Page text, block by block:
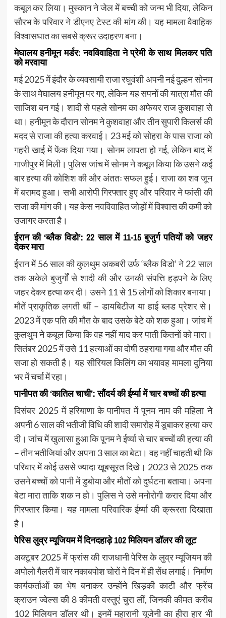
कबूल कर लिया। मुस्कान ने जेल में बच्ची को जन्म भी दिया, लेकिन
सौरभ के परिवार ने डीएनए टेस्ट की मांग की। यह मामला वैवाहिक
विश्वासघात का सबसे क्रूर उदाहरण बना।
मेघालय हनीमून मर्डर: नवविवाहिता ने प्रेमी के साथ मिलकर पति
को मरवाया
मई 2025 में इंदौर के व्यवसायी राजा रघुवंशी अपनी नई दुल्हन सोनम
के साथ मेघालय हनीमून पर गए, लेकिन यह सपनों की यात्रा मौत की
साजिश बन गई। शादी से पहले सोनम का अफेयर राज कुशवाहा से
था। हनीमून के दौरान सोनम ने कुशवाहा और तीन सुपारी किलर्स की
मदद से राजा की हत्या करवाई। 23 मई को सोहरा के पास राजा को
गहरी खाई में फेंक दिया गया। सोनम लापता हो गई, लेकिन बाद में
गाजीपुर में मिली। पुलिस जांच में सोनम ने कबूल किया कि उसने कई
बार हत्या की कोशिश की और अंततः सफल हुई। राजा का शव जून
में बरामद हुआ। सभी आरोपी गिरफ्तार हुए और परिवार ने फांसी की
सजा की मांग की। यह केस नवविवाहित जोड़ों में विश्वास की कमी को
उजागर करता है।
ईरान की ‘ब्लैक विडो’: 22 साल में 11-15 बुजुर्ग पतियों को जहर
देकर मारा
ईरान में 56 साल की कुलथुम अकबरी उर्फ ‘ब्लैक विडो’ ने 22 साल
तक अकेले बुजुर्गों से शादी की और उनकी संपत्ति हड़पने के लिए
जहर देकर हत्या कर दी। उसने 11 से 15 लोगों को शिकार बनाया।
मौतें प्राकृतिक लगती थीं – डायबिटीज या हाई ब्लड प्रेशर से।
2023 में एक पति की मौत के बाद उसके बेटे को शक हुआ। जांच में
कुलथुम ने कबूल किया कि वह नहीं याद कर पाती कितनों को मारा।
सितंबर 2025 में उसे 11 हत्याओं का दोषी ठहराया गया और मौत की
सजा हो सकती है। यह सीरियल किलिंग का भयावह मामला दुनिया
भर में चर्चा में रहा।
पानीपत की ‘कातिल चाची’: सौंदर्य की ईर्ष्या में चार बच्चों की हत्या
दिसंबर 2025 में हरियाणा के पानीपत में पूनम नाम की महिला ने
अपनी 6 साल की भतीजी विधि की शादी समारोह में डूबाकर हत्या कर
दी। जांच में खुलासा हुआ कि पूनम ने ईर्ष्या से चार बच्चों की हत्या की
– तीन भतीजियां और अपना 3 साल का बेटा। वह नहीं चाहती थी कि
परिवार में कोई उससे ज्यादा खूबसूरत दिखे। 2023 से 2025 तक
उसने बच्चों को पानी में डुबोया और मौतों को दुर्घटना बताया। अपना
बेटा मारा ताकि शक न हो। पुलिस ने उसे मनोरोगी करार दिया और
गिरफ्तार किया। यह मामला परिवारिक ईर्ष्या की क्रूरता दिखाता
है।
पेरिस लुव्र म्यूजियम में दिनदहाड़े 102 मिलियन डॉलर की लूट
अक्टूबर 2025 में फ्रांस की राजधानी पेरिस के लुव्र म्यूजियम की
अपोलो गैलरी में चार नकाबपोश चोरों ने दिन में ही सेंध लगाई। निर्माण
कार्यकर्ताओं का भेष बनाकर उन्होंने खिड़की काटी और फ्रेंच
क्राउन ज्वेल्स की 8 कीमती वस्तुएं चुरा लीं, जिनकी कीमत करीब
102 मिलियन डॉलर थी। इनमें महारानी यूजेनी का हीरा हार भी